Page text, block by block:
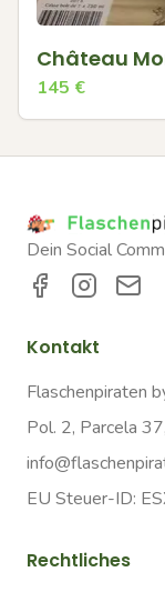
Château
145 €
Dein Social
Kontakt
Flaschenpiraten
Pol. 2, Parcela
EU Steuer-ID:
Rechtliches